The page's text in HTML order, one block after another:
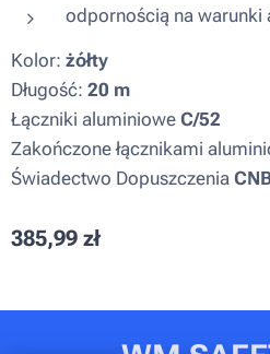
odpornością na warunki
Kolor: żółty
Długość: 20 m
Łączniki aluminiowe C/52
Zakończone łącznikami
Świadectwo Dopuszczenia
385,99 zł